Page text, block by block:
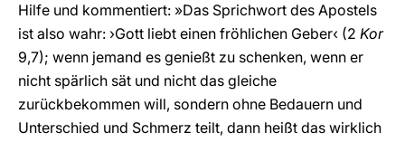
Hilfe und kommentiert: »Das Sprichwort des Apostels
ist also wahr: ›Gott liebt einen fröhlichen Geber‹ (2 Kor
9,7); wenn jemand es genießt zu schenken, wenn er
nicht spärlich sät und nicht das gleiche
zurückbekommen will, sondern ohne Bedauern und
Unterschied und Schmerz teilt, dann heißt das wirklich